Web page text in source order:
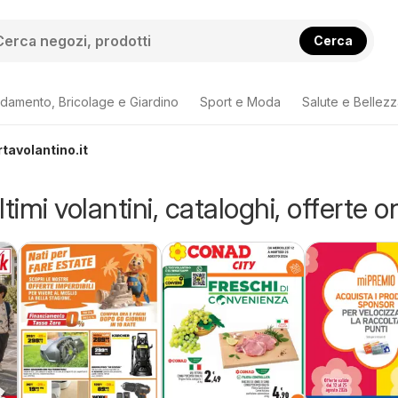
Cerca
Bricolage e Giardino Sport e Moda Salute e
volantini, cataloghi, offerte